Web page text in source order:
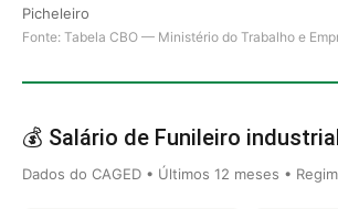
Picheleiro
Fonte: Tabela CBO — Ministério do Trabalho e
💰 Salário de Funileiro
Dados do CAGED • Últimos 12 meses •